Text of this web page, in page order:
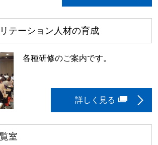
テーション人材の育成
各種研修のご案内です。
詳しく見る
室